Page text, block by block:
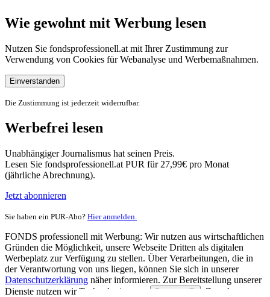
Wie gewohnt mit Werbung lesen
Nutzen Sie fondsprofessionell.at mit Ihrer Zustimmung zur
Verwendung von Cookies für Webanalyse und Werbemaßnahmen.
Einverstanden
Die Zustimmung ist jederzeit widerrufbar.
Werbefrei lesen
Unabhängiger Journalismus hat seinen Preis.
Lesen Sie fondsprofessionell.at PUR für 27,99€ pro Monat
(jährliche Abrechnung).
Jetzt abonnieren
Sie haben ein PUR-Abo? Hier anmelden.
FONDS professionell mit Werbung: Wir nutzen aus wirtschaftlichen
Gründen die Möglichkeit, unsere Webseite Dritten als digitalen
Werbeplatz zur Verfügung zu stellen. Über Verarbeitungen, die in
der Verantwortung von uns liegen, können Sie sich in unserer
Datenschutzerklärung näher informieren. Zur Bereitstellung unserer
Dienste nutzen wir Technologien von
Partnern (5)
. Zwecke: